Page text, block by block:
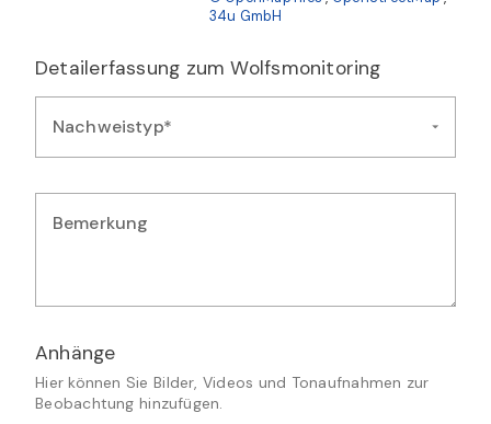
34u GmbH
Detailerfassung zum Wolfsmonitoring
Nachweistyp*
Bemerkung
Anhänge
Hier können Sie Bilder, Videos und Tonaufnahmen zur
Beobachtung hinzufügen.